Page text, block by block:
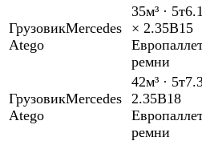
ГрузовикMercedes
Atego
35м³ · 5т
× 2.35В15
ремни
ГрузовикMercedes
Atego
42м³ · 5т
2.35В18
ремни